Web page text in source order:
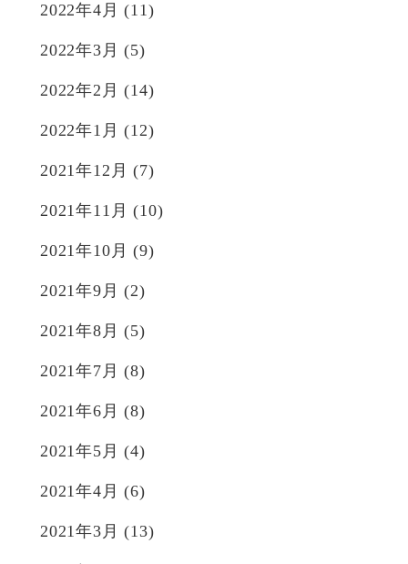
2022年4月 (11)
2022年3月 (5)
2022年2月 (14)
2022年1月 (12)
2021年12月 (7)
2021年11月 (10)
2021年10月 (9)
2021年9月 (2)
2021年8月 (5)
2021年7月 (8)
2021年6月 (8)
2021年5月 (4)
2021年4月 (6)
2021年3月 (13)